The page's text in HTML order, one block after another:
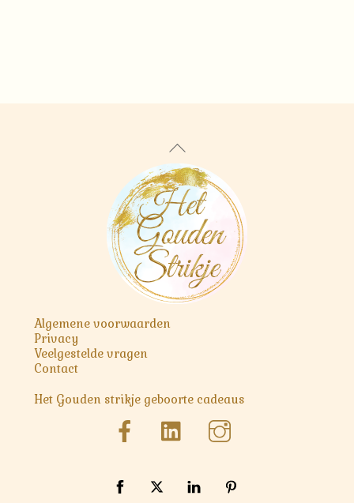
Back
To
Top
Algemene voorwaarden
Privacy
Veelgestelde vragen
Contact
Het Gouden strikje geboorte cadeaus